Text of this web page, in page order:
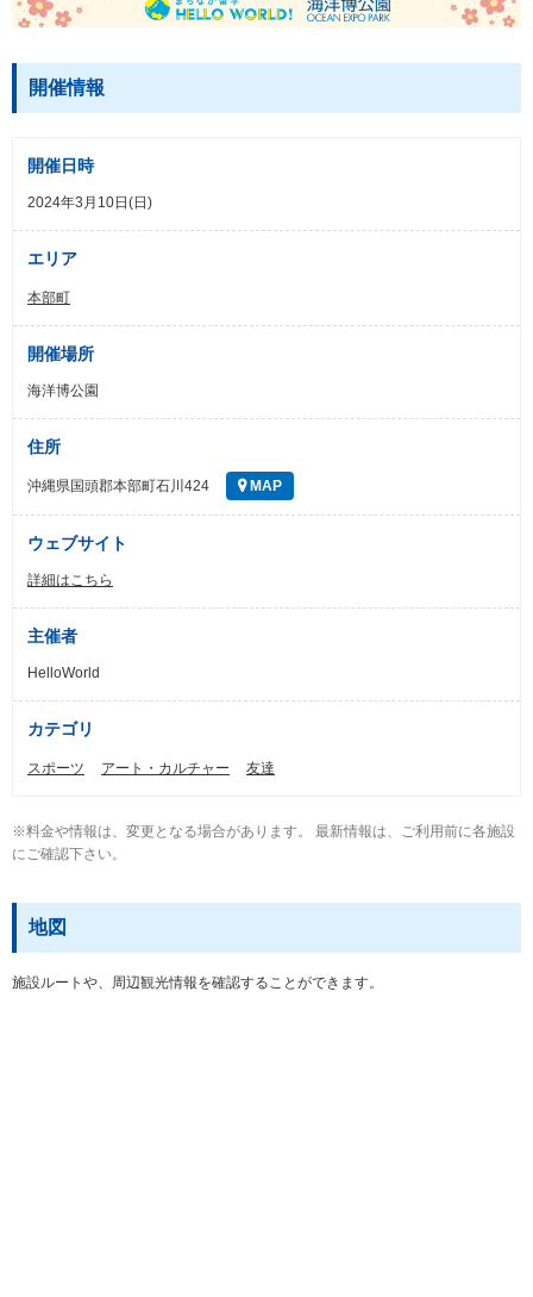
開催情報
開催日時
2024年3月10日(日)
エリア
本部町
開催場所
海洋博公園
住所
沖縄県国頭郡本部町石川424 MAP
ウェブサイト
詳細はこちら
主催者
HelloWorld
カテゴリ
スポーツ アート・カルチャー 友達
※料金や情報は、変更となる場合があります。 最新情報は、ご利用前に各施設
にご確認下さい。
地図
施設ルートや、周辺観光情報を確認することができます。